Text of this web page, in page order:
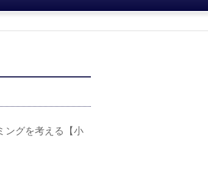
ングを考える【小